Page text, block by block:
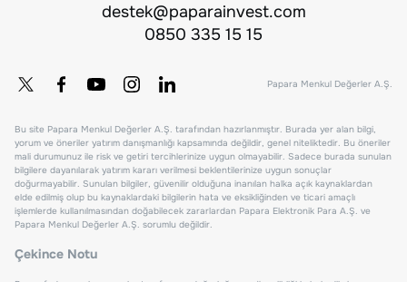
destek@paparainvest.com
0850 335 15 15
Papara Menkul Değerler A.Ş.
Bu site Papara Menkul Değerler A.Ş. tarafından hazırlanmıştır. Burada yer alan bilgi,
yorum ve öneriler yatırım danışmanlığı kapsamında değildir, genel niteliktedir. Bu öneriler
mali durumunuz ile risk ve getiri tercihlerinize uygun olmayabilir. Sadece burada sunulan
bilgilere dayanılarak yatırım kararı verilmesi beklentilerinize uygun sonuçlar
doğurmayabilir. Sunulan bilgiler, güvenilir olduğuna inanılan halka açık kaynaklardan
elde edilmiş olup bu kaynaklardaki bilgilerin hata ve eksikliğinden ve ticari amaçlı
işlemlerde kullanılmasından doğabilecek zararlardan Papara Elektronik Para A.Ş. ve
Papara Menkul Değerler A.Ş. sorumlu değildir.
Çekince Notu